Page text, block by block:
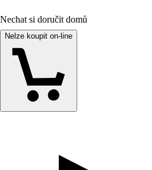
Nechat si doručit domů
Nelze koupit on-line